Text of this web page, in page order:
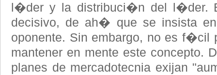
l�der y la distribuci�n del l�der.
decisivo, de ah� que se insista
oponente. Sin embargo, no es
mantener en mente este concepto.
planes de mercadotecnia exijan